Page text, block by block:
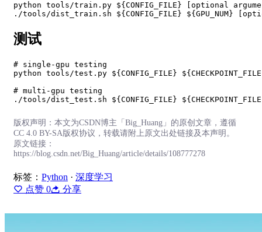
python tools/train.py ${CONFIG_FILE} [optional
测试
# single-gpu testing
python tools/test.py ${CONFIG_FILE}
# multi-gpu testing
./tools/dist_test.sh ${CONFIG_FILE}
版权声明：本文为CSDN博主「Big_Huang」的原创文章，遵循
CC 4.0 BY-SA版权协议，转载请附上原文出处链接及本声明。
原文链接：
https://blog.csdn.net/Big_Huang/article/details/108777278
标签： Python · 深度学习
点赞 0 分享